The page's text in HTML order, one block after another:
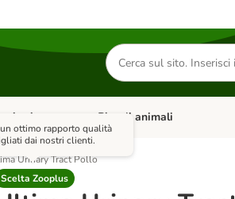
Cerca
prodotti
Gatti Apri Menu Categoria: Diete e
Piccoli animali
Urinary Tract Pollo
Scelta Zooplus
ottimo rapporto qualità
dai nostri clienti.